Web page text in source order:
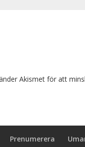
Akismet för att
Prenumerera